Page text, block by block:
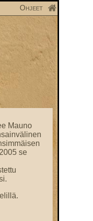
Ohjeet
Mauno
se